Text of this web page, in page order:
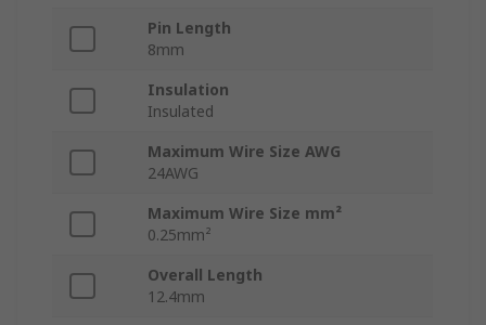
Pin Length
8mm
Insulation
Insulated
Maximum Wire Size AWG
24AWG
Maximum Wire Size mm²
0.25mm²
Overall Length
12.4mm